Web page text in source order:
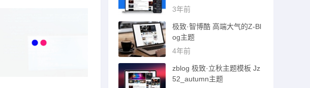
3年前
极致·智博酷 高端大气的Z-Bl
og主题
4年前
zblog 极致·立秋主题模板 Jz
52_autumn主题